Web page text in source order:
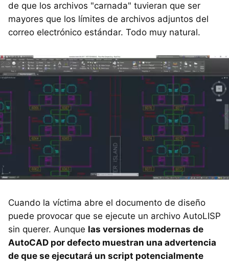
de que los archivos "carnada" tuvieran que ser
mayores que los límites de archivos adjuntos del
correo electrónico estándar. Todo muy natural.
Cuando la víctima abre el documento de diseño
puede provocar que se ejecute un archivo AutoLISP
sin querer. Aunque las versiones modernas de
AutoCAD por defecto muestran una advertencia
de que se ejecutará un script potencialmente